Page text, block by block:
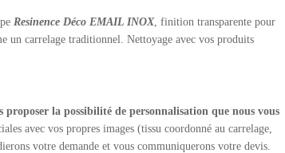
Resinence Déco EMAIL INOX, finition transparente pour
un carrelage traditionnel. Nettoyage avec vos produits
la possibilité de personnalisation que nous vous
avec vos propres images (tissu coordonné au carrelage,
votre demande et vous communiquerons votre devis.